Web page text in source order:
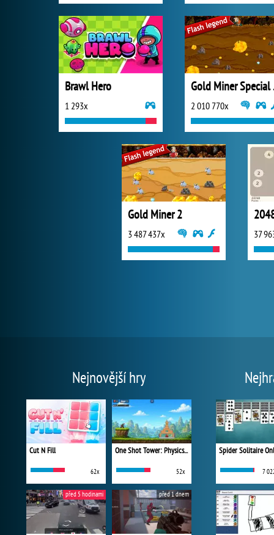
Brawl Hero
1 293x 2 010 770x
Gold Miner 2
3 487 437x 37
Nejnovější hry
Cut N Fill
62x
One Shot Tower: Physics Destroyer
52x
před 5 hodinami před 1 dnem
Spider Solitaire
7